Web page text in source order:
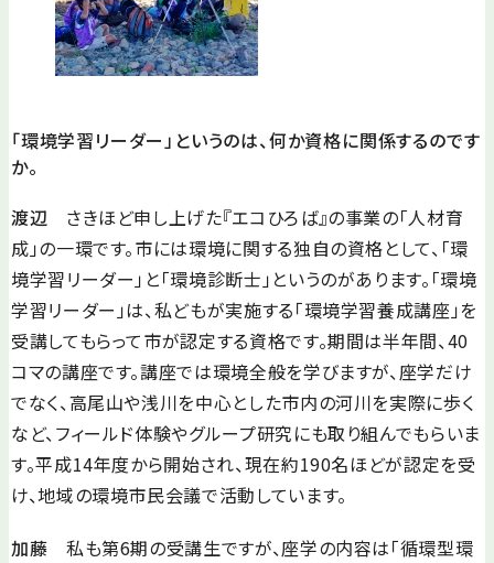
「環境学習リーダー」というのは、何か資格に関係するのです
か。
渡辺 さきほど申し上げた『エコひろば』の事業の「人材育
成」の一環です。市には環境に関する独自の資格として、「環
境学習リーダー」と「環境診断士」というのがあります。「環境
学習リーダー」は、私どもが実施する「環境学習養成講座」を
受講してもらって市が認定する資格です。期間は半年間、40
コマの講座です。講座では環境全般を学びますが、座学だけ
でなく、高尾山や浅川を中心とした市内の河川を実際に歩く
など、フィールド体験やグループ研究にも取り組んでもらいま
す。平成14年度から開始され、現在約190名ほどが認定を受
け、地域の環境市民会議で活動しています。
加藤 私も第6期の受講生ですが、座学の内容は「循環型環